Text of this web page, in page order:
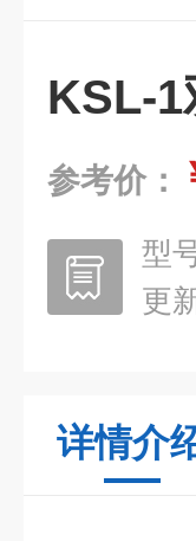
KSL-1
参考价：
型
更
详情介